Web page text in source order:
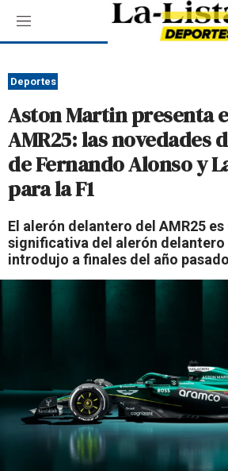
M
e
ú
Deportes
Aston Martin presenta
AMR25: las novedades
de Fernando Alonso y
para la F1
El alerón delantero del AMR25
significativa del alerón delantero
introdujo a finales del año